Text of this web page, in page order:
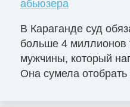
абьюзера
В Караганде суд
больше 4 миллионов
мужчины, который
Она сумела